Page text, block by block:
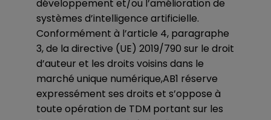
développement et/ou l’amélioration de
systèmes d’intelligence artificielle.
Conformément à l’article 4, paragraphe
3, de la directive (UE) 2019/790 sur le droit
d’auteur et les droits voisins dans le
marché unique numérique,AB1 réserve
expressément ses droits et s’oppose à
toute opération de TDM portant sur les